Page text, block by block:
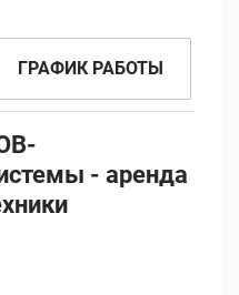
ГРАФИК РАБОТЫ
- аренда